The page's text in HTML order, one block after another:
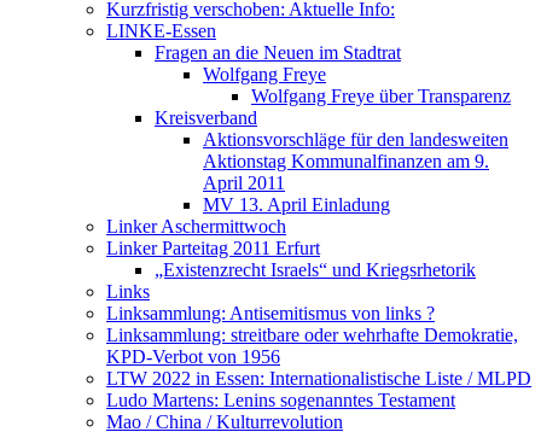
Kurzfristig verschoben: Aktuelle Info:
LINKE-Essen
Fragen an die Neuen im Stadtrat
Wolfgang Freye
Wolfgang Freye über Transparenz
Kreisverband
Aktionsvorschläge für den landesweiten
Aktionstag Kommunalfinanzen am 9.
April 2011
MV 13. April Einladung
Linker Aschermittwoch
Linker Parteitag 2011 Erfurt
„Existenzrecht Israels“ und Kriegsrhetorik
Links
Linksammlung: Antisemitismus von links ?
Linksammlung: streitbare oder wehrhafte Demokratie,
KPD-Verbot von 1956
LTW 2022 in Essen: Internationalistische Liste / MLPD
Ludo Martens: Lenins sogenanntes Testament
Mao / China / Kulturrevolution